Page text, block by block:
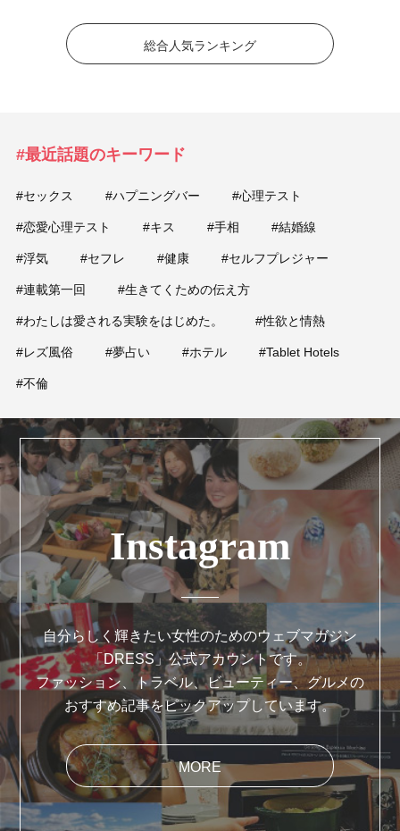
総合人気ランキング
#最近話題のキーワード
#セックス #ハプニングバー #心理テスト
#恋愛心理テスト #キス #手相 #結婚線
#浮気 #セフレ #健康 #セルフプレジャー
#連載第一回 #生きてくための伝え方
#わたしは愛される実験をはじめた。 #性欲と情熱
#レズ風俗 #夢占い #ホテル #Tablet Hotels
#不倫
Instagram
自分らしく輝きたい女性のためのウェブマガジン
「DRESS」公式アカウントです。
ファッション、トラベル、ビューティー、グルメの
おすすめ記事をピックアップしています。
MORE